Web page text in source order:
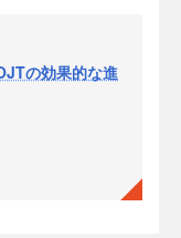
の効果的な進